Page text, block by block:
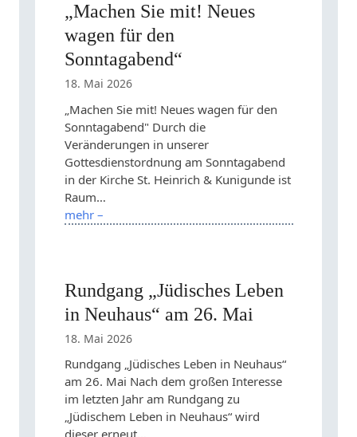
„Machen Sie mit! Neues
wagen für den
Sonntagabend“
18. Mai 2026
„Machen Sie mit! Neues wagen für den
Sonntagabend" Durch die
Veränderungen in unserer
Gottesdienstordnung am Sonntagabend
in der Kirche St. Heinrich & Kunigunde ist
Raum…
mehr –
Rundgang „Jüdisches Leben
in Neuhaus“ am 26. Mai
18. Mai 2026
Rundgang „Jüdisches Leben in Neuhaus“
am 26. Mai Nach dem großen Interesse
im letzten Jahr am Rundgang zu
„Jüdischem Leben in Neuhaus“ wird
dieser erneut…